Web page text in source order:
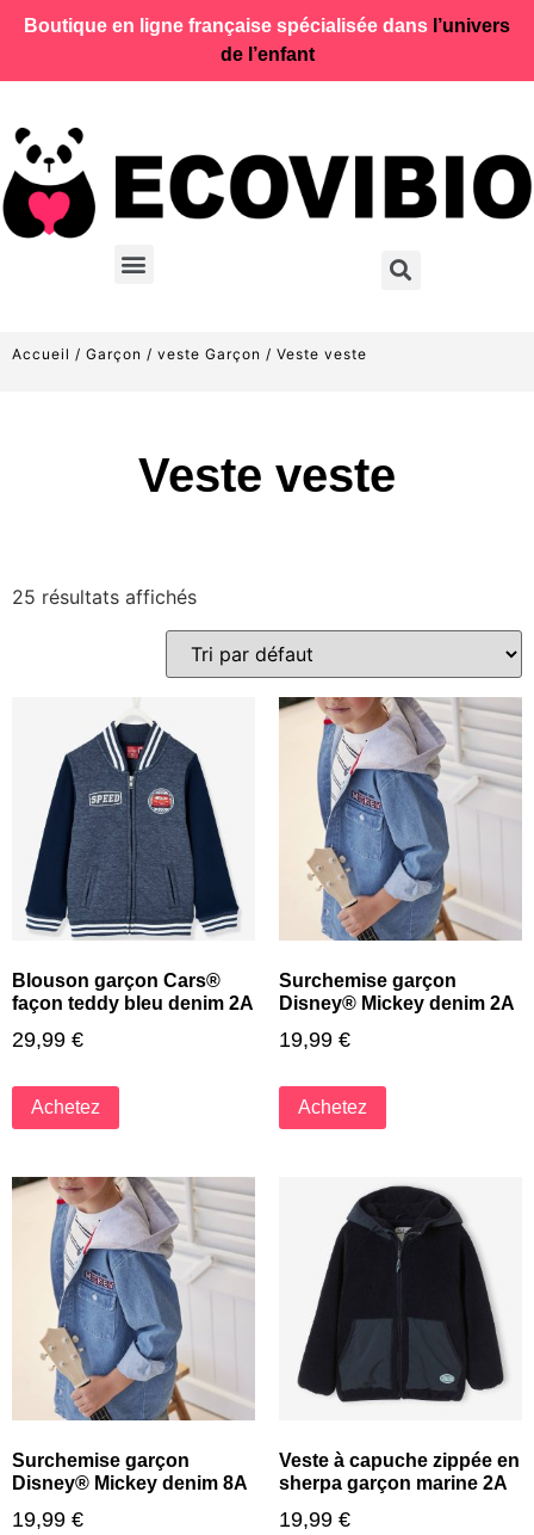
Boutique en ligne française spécialisée dans l’univers
de l’enfant
Accueil / Garçon / veste Garçon / Veste veste
Veste veste
25 résultats affichés
Blouson garçon Cars®
façon teddy bleu denim 2A
29,99 €
Achetez
Surchemise garçon
Disney® Mickey denim 2A
19,99 €
Achetez
Surchemise garçon
Disney® Mickey denim 8A
19,99 €
Veste à capuche zippée en
sherpa garçon marine 2A
19,99 €